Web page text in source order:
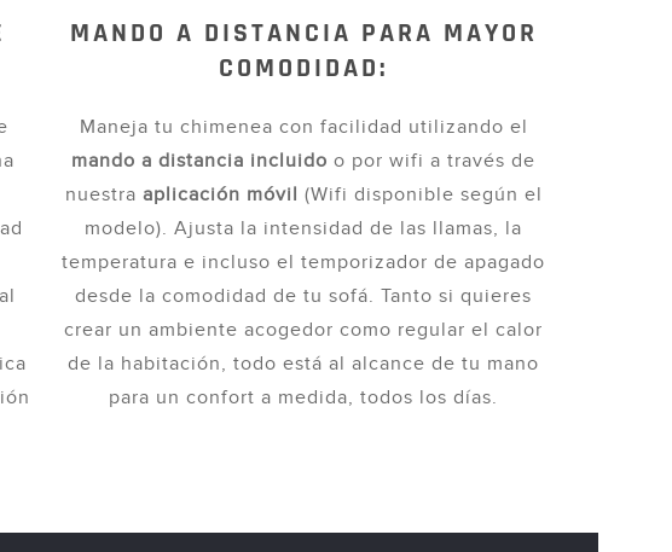
MANDO A DISTANCIA PARA MAYOR
COMODIDAD:
Maneja tu chimenea con facilidad utilizando el
mando a distancia incluido o por wifi a través de
nuestra aplicación móvil (Wifi disponible según el
modelo). Ajusta la intensidad de las llamas, la
temperatura e incluso el temporizador de apagado
desde la comodidad de tu sofá. Tanto si quieres
crear un ambiente acogedor como regular el calor
de la habitación, todo está al alcance de tu mano
para un confort a medida, todos los días.